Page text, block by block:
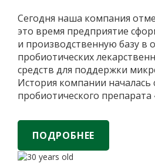
Сегодня наша компания
это время предприятие
и производственную базу в
пробиотических
средств для поддержки
История компании началась
пробиотического препарата
для восстановления и
естественного баланса
был создан на основе
Института вирусологии
ПОДРОБНЕЕ